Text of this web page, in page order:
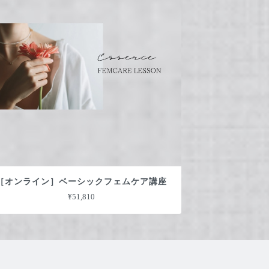
オンライン］ベーシックフェムケア講座
¥51,810